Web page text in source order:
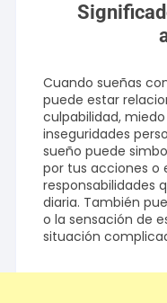
Cuando sueñas
puede estar
culpabilidad,
inseguridades
sueño puede
por tus acciones o
responsabilidades
diaria. También
o la sensación de
situación